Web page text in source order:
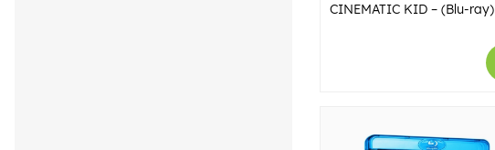
CINEMATIC KID – (Blu-ray)